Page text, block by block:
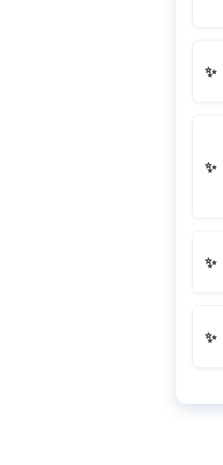
✨
✨
✨
✨